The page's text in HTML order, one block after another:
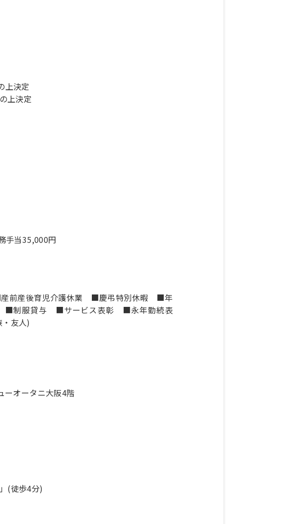
上決定
上決定
手当35,000円
前産後育児介護休業 ■慶弔特別休暇 ■年
制服貸与 ■サービス表彰 ■永年勤続表
友人)
ーオータニ大阪4階
」(徒歩4分)